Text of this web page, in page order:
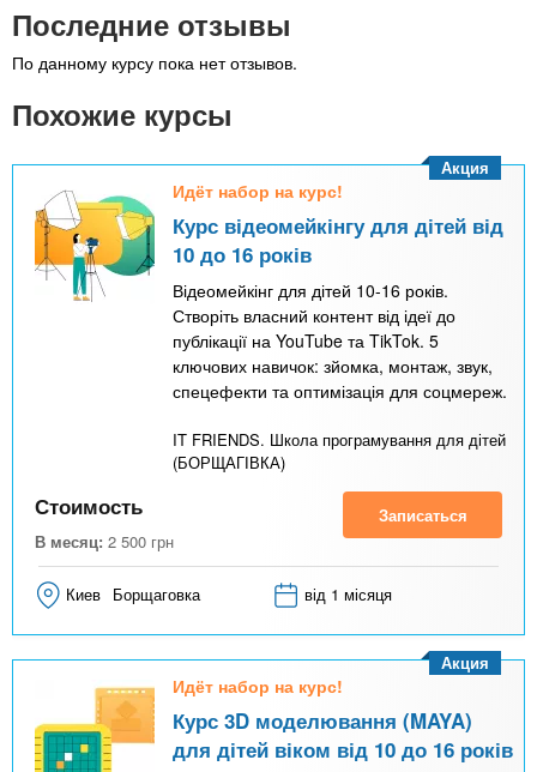
Последние отзывы
По данному курсу пока нет отзывов.
Похожие курсы
Идёт набор на курс!
Курс відеомейкінгу для дітей від
10 до 16 років
Відеомейкінг для дітей 10-16 років.
Створіть власний контент від ідеї до
публікації на YouTube та TikTok. 5
ключових навичок: зйомка, монтаж, звук,
спецефекти та оптимізація для соцмереж.
IT FRIENDS. Школа програмування для дітей
(БОРЩАГІВКА)
Акция
Стоимость
В месяц: 2 500 грн
Записаться
Киев Борщаговка від 1 місяця
Идёт набор на курс!
Курс 3D моделювання (MAYA)
для дітей віком від 10 до 16 років
Акция